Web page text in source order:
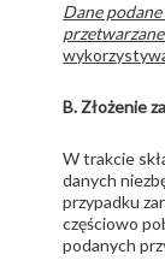
Dane
B. Złożenie
W trakcie
danych
przypadku
częściowo
podanych